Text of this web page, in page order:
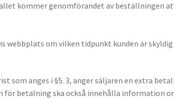
kommer genomförandet av beställningen
webbplats om vilken tidpunkt kunden är
som anges i §5. 3, anger säljaren en extra
betalning ska också innehålla information